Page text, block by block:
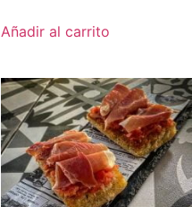
Añadir al carrito